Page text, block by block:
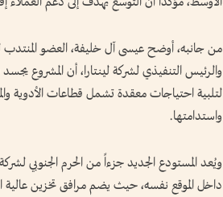
من جانبه، أوضح عيسى آل خليفة، العضو المنتدب
والرئيس التنفيذي لشركة لينتارا، أن المشروع
لتلبية احتياجات معقدة تشمل قطاعات الأدوية
واستدامتها.
ويُعد المستودع الجديد جزءاً من الحرم الجنوبي